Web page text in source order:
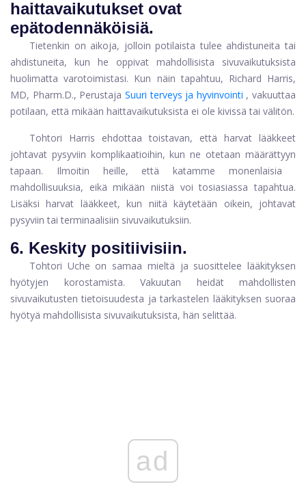
haittavaikutukset ovat
epätodennäköisiä.
Tietenkin on aikoja, jolloin potilaista tulee ahdistuneita tai
ahdistuneita, kun he oppivat mahdollisista sivuvaikutuksista
huolimatta varotoimistasi. Kun näin tapahtuu, Richard Harris,
MD, Pharm.D., Perustaja Suuri terveys ja hyvinvointi , vakuuttaa
potilaan, että mikään haittavaikutuksista ei ole kivissä tai välitön.
Tohtori Harris ehdottaa toistavan, että harvat lääkkeet
johtavat pysyviin komplikaatioihin, kun ne otetaan määrättyyn
tapaan. Ilmoitin heille, että katamme monenlaisia ​​
mahdollisuuksia, eikä mikään niistä voi tosiasiassa tapahtua.
Lisäksi harvat lääkkeet, kun niitä käytetään oikein, johtavat
pysyviin tai terminaalisiin sivuvaikutuksiin.
6. Keskity positiivisiin.
Tohtori Uche on samaa mieltä ja suosittelee lääkityksen
hyötyjen korostamista. Vakuutan heidät mahdollisten
sivuvaikutusten tietoisuudesta ja tarkastelen lääkityksen suoraa
hyötyä mahdollisista sivuvaikutuksista, hän selittää.
ad